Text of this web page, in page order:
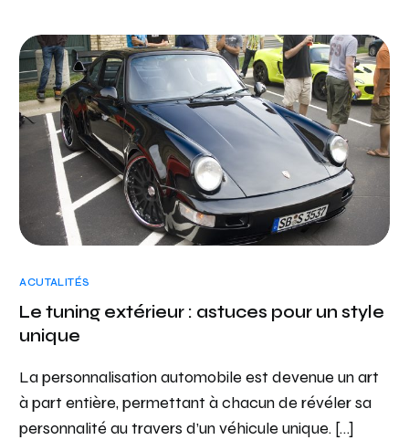
ACUTALITÉS
Le tuning extérieur : astuces pour un style
unique
La personnalisation automobile est devenue un art
à part entière, permettant à chacun de révéler sa
personnalité au travers d’un véhicule unique. […]